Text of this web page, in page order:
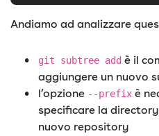
Andiamo ad analizzare
git subtree add è il
aggiungere un nuovo
l’opzione --prefix è
specificare la
nuovo repository